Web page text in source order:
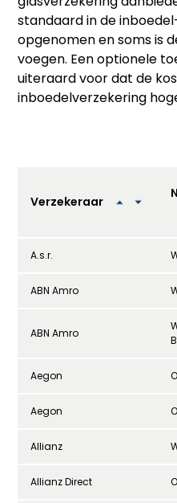
standaard in de
opgenomen en soms is
voegen. Een optionele
uiteraard voor dat de
inboedelverzekering
Verzekeraar
A.s.r.
ABN Amro
ABN Amro
Aegon
Aegon
Allianz
Allianz Direct